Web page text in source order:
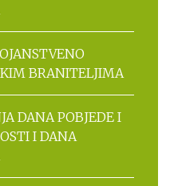
BRANITELJIMA
DANA POBJEDE I
I DANA